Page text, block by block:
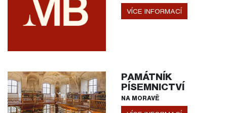
VÍCE INFORMACÍ
PAMÁTNÍK
PÍSEMNICTVÍ
NA MORAVĚ